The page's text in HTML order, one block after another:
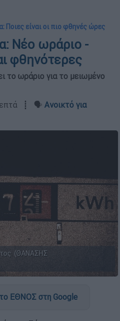
Ποιες είναι οι πιο φθηνές ώρες
Νέο ωράριο -
φθηνότερες
το ωράριο για το μειωμένο
λεπτά ┋ 🗣️ Ανοικτό για
(ΘΑΝΑΣΗΣ
ΕΘΝΟΣ στη Google